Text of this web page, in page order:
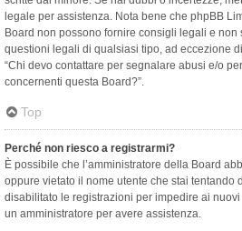
legale per assistenza. Nota bene che phpBB
Board non possono fornire consigli legali e
questioni legali di qualsiasi tipo, ad eccezione
“Chi devo contattare per segnalare abusi e/o
concernenti questa Board?”.
Top
Perché non riesco a registrarmi?
È possibile che l’amministratore della Board
oppure vietato il nome utente che stai tentando
disabilitato le registrazioni per impedire ai
un amministratore per avere assistenza.